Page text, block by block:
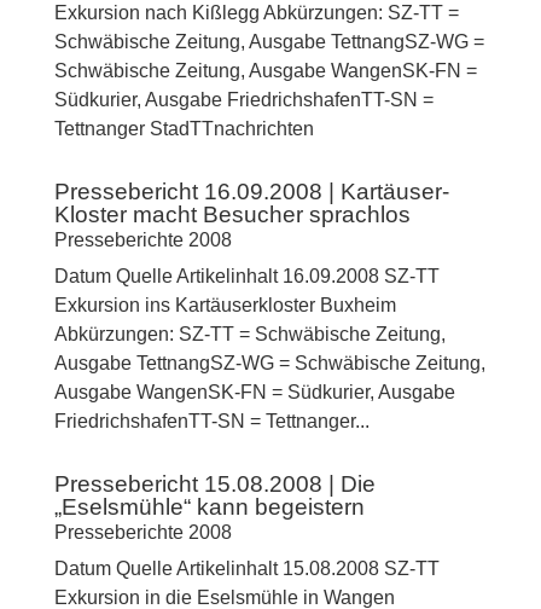
Exkursion nach Kißlegg Abkürzungen: SZ-TT =
Schwäbische Zeitung, Ausgabe TettnangSZ-WG =
Schwäbische Zeitung, Ausgabe WangenSK-FN =
Südkurier, Ausgabe FriedrichshafenTT-SN =
Tettnanger StadTTnachrichten
Pressebericht 16.09.2008 | Kartäuser-
Kloster macht Besucher sprachlos
Presseberichte 2008
Datum Quelle Artikelinhalt 16.09.2008 SZ-TT
Exkursion ins Kartäuserkloster Buxheim
Abkürzungen: SZ-TT = Schwäbische Zeitung,
Ausgabe TettnangSZ-WG = Schwäbische Zeitung,
Ausgabe WangenSK-FN = Südkurier, Ausgabe
FriedrichshafenTT-SN = Tettnanger...
Pressebericht 15.08.2008 | Die
„Eselsmühle“ kann begeistern
Presseberichte 2008
Datum Quelle Artikelinhalt 15.08.2008 SZ-TT
Exkursion in die Eselsmühle in Wangen